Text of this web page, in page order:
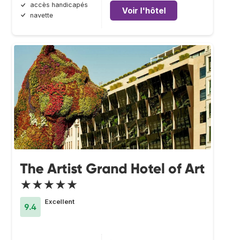
accès handicapés
navette
Voir l'hôtel
The Artist Grand Hotel of Art
★★★★★
9.4
Excellent